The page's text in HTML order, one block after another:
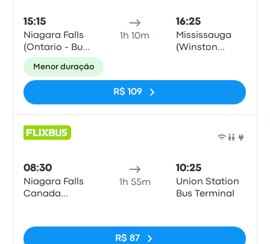
15:15
Niagara Falls
(Ontario - Bus
Terminal)
1h 10m
16:25
Mississauga
(Winston
Menor duração
R$ 109
08:30
Niagara Falls
Canada
1h 55m
10:25
Union Station
Bus Terminal
R$ 87